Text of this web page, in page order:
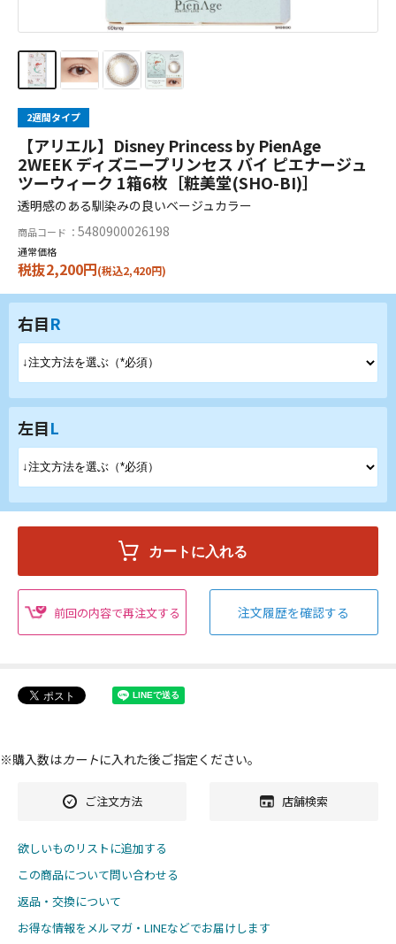
2週間タイプ
【アリエル】Disney Princess by PienAge
2WEEK ディズニープリンセス バイ ピエナージュ
ツーウィーク 1箱6枚［粧美堂(SHO-BI)］
透明感のある馴染みの良いベージュカラー
商品コード ： 5480900026198
通常価格
税抜2,200円(税込2,420円)
右目R
左目L
前回の内容で再注文する 注文履歴を確認する
※購入数はカートに入れた後ご指定ください。
ご注文方法 店舗検索
欲しいものリストに追加する
この商品について問い合わせる
返品・交換について
お得な情報をメルマガ・LINEなどでお届けします